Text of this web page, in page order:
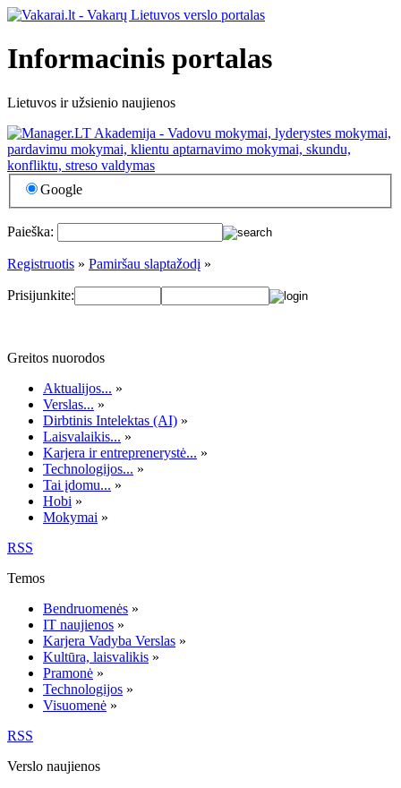
Informacinis portalas
Lietuvos ir užsienio naujienos
Google
Paieška:
Registruotis » Pamiršau slaptažodį »
Prisijunkite:
Greitos nuorodos
Aktualijos... »
Verslas... »
Dirbtinis Intelektas (AI) »
Laisvalaikis... »
Karjera ir entreprenerystė... »
Technologijos... »
Tai įdomu... »
Hobi »
Mokymai »
RSS
Temos
Bendruomenės »
IT naujienos »
Karjera Vadyba Verslas »
Kultūra, laisvalikis »
Pramonė »
Technologijos »
Visuomenė »
RSS
Verslo naujienos